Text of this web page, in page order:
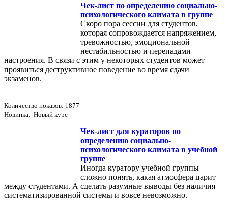
Чек-лист по определению социально-
психологического климата в группе
Скоро пора сессии для студентов,
которая сопровождается напряжением,
тревожностью, эмоциональной
нестабильностью и перепадами
настроения. В связи с этим у некоторых студентов может
проявиться деструктивное поведение во время сдачи
экзаменов.
Количество показов: 1877
Новинка: Новый курс
Чек-лист для кураторов по
определению социально-
психологического климата в учебной
группе
Иногда куратору учебной группы
сложно понять, какая атмосфера царит
между студентами. А сделать разумные выводы без наличия
систематизированной системы и вовсе невозможно.